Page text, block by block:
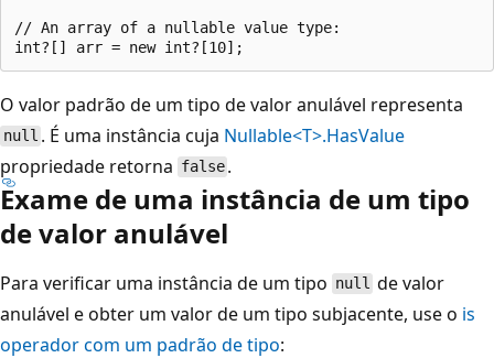
// An array of a nullable value type:
O valor padrão de um tipo de valor anulável representa
null . É uma instância cuja Nullable<T>.HasValue
propriedade retorna false .
Exame de uma instância de um tipo
de valor anulável
Para verificar uma instância de um tipo null de valor
anulável e obter um valor de um tipo subjacente, use o is
operador com um padrão de tipo: